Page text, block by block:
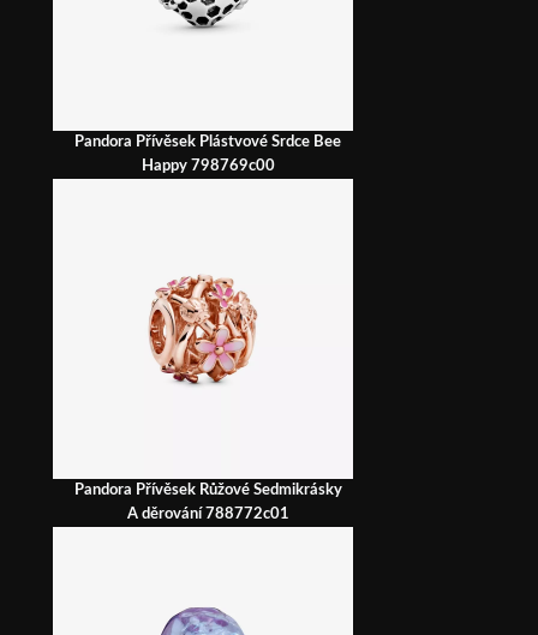
Pandora Přívěsek Plástvové Srdce Bee
Happy 798769c00
Pandora Přívěsek Růžové Sedmikrásky
A děrování 788772c01